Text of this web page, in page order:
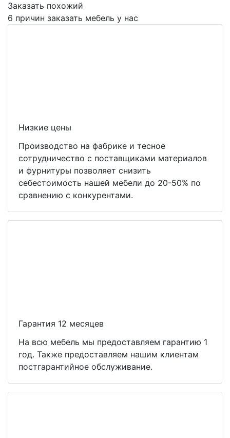
Заказать похожий
6 причин заказать мебель у нас
Низкие цены
Производство на фабрике и тесное
сотрудничество с поставщиками материалов
и фурнитуры позволяет снизить
себестоимость нашей мебели до 20-50% по
сравнению с конкурентами.
Гарантия 12 месяцев
На всю мебель мы предоставляем гарантию 1
год. Также предоставляем нашим клиентам
постгарантийное обслуживание.